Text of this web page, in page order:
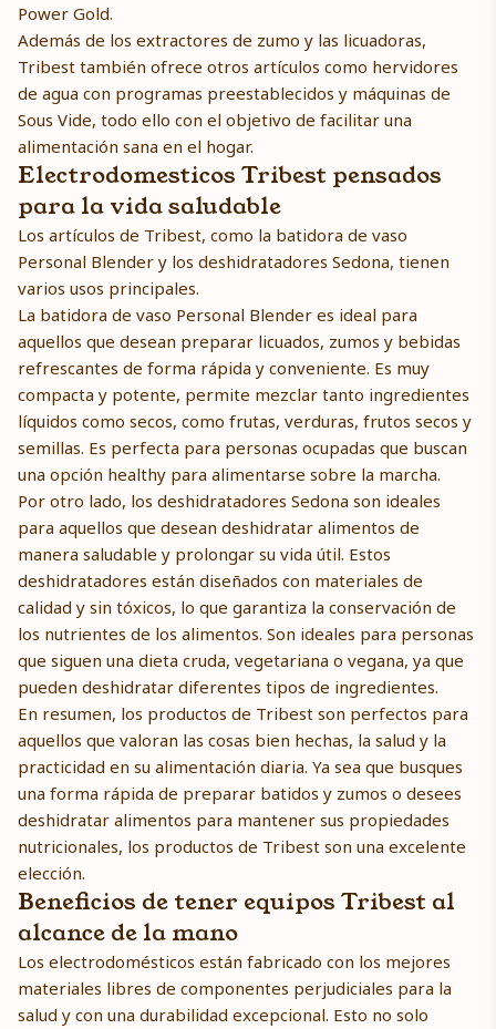
Power Gold.
Además de los extractores de zumo y las licuadoras,
Tribest también ofrece otros artículos como hervidores
de agua con programas preestablecidos y máquinas de
Sous Vide, todo ello con el objetivo de facilitar una
alimentación sana en el hogar.
Electrodomesticos Tribest pensados
para la vida saludable
Los artículos de Tribest, como la batidora de vaso
Personal Blender y los deshidratadores Sedona, tienen
varios usos principales.
La batidora de vaso Personal Blender es ideal para
aquellos que desean preparar licuados, zumos y bebidas
refrescantes de forma rápida y conveniente. Es muy
compacta y potente, permite mezclar tanto ingredientes
líquidos como secos, como frutas, verduras, frutos secos y
semillas. Es perfecta para personas ocupadas que buscan
una opción healthy para alimentarse sobre la marcha.
Por otro lado, los deshidratadores Sedona son ideales
para aquellos que desean deshidratar alimentos de
manera saludable y prolongar su vida útil. Estos
deshidratadores están diseñados con materiales de
calidad y sin tóxicos, lo que garantiza la conservación de
los nutrientes de los alimentos. Son ideales para personas
que siguen una dieta cruda, vegetariana o vegana, ya que
pueden deshidratar diferentes tipos de ingredientes.
En resumen, los productos de Tribest son perfectos para
aquellos que valoran las cosas bien hechas, la salud y la
practicidad en su alimentación diaria. Ya sea que busques
una forma rápida de preparar batidos y zumos o desees
deshidratar alimentos para mantener sus propiedades
nutricionales, los productos de Tribest son una excelente
elección.
Beneficios de tener equipos Tribest al
alcance de la mano
Los electrodomésticos están fabricado con los mejores
materiales libres de componentes perjudiciales para la
salud y con una durabilidad excepcional. Esto no solo